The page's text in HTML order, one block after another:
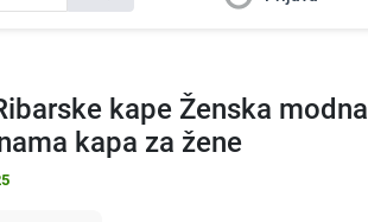
kape Ženska modna
kapa za žene